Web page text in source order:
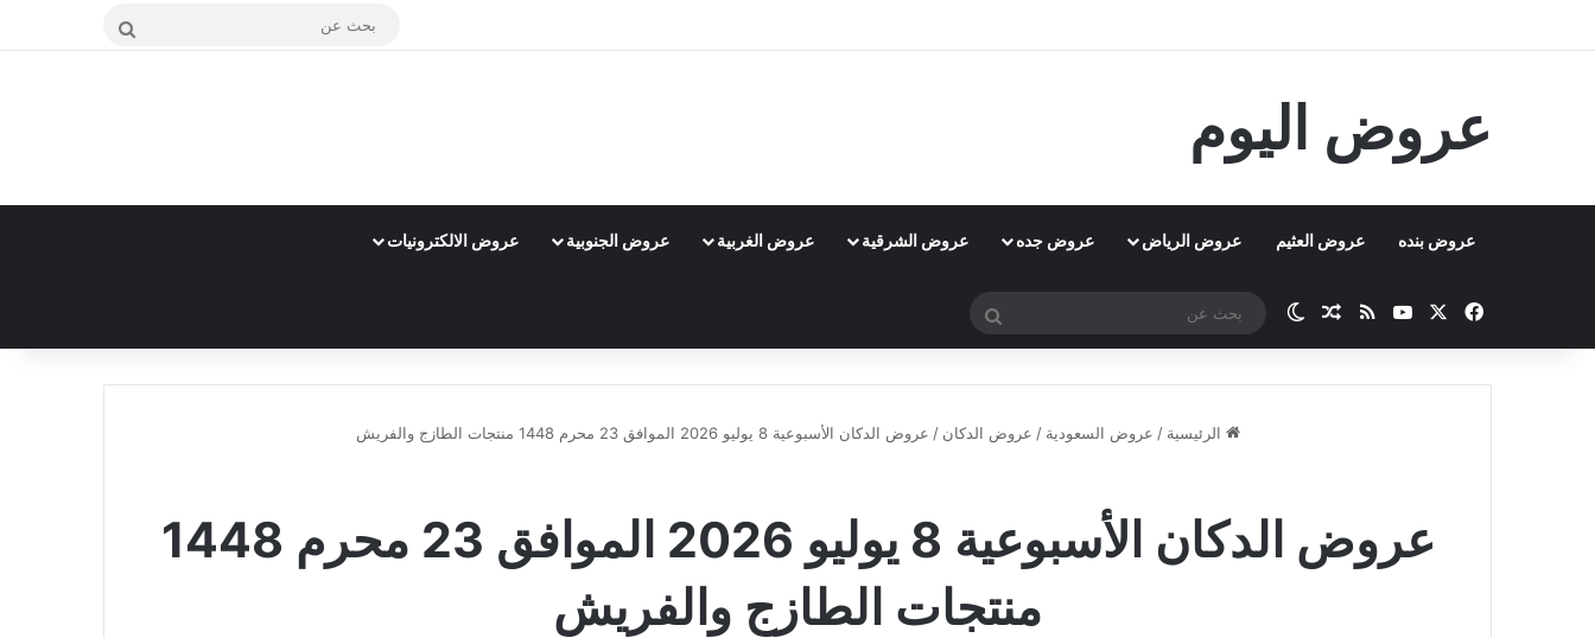
بحث
عروض اليوم
عروض بنده عروض العثيم عروض الرياض عروض جده عروض الشرقية عروض الغربية عروض الجنوبية عروض الالكترونيات
فيسبوك ‫YouTubeملخص الموقع RSS
مقال عشوائي
الوضع المظلم
بحث
الرئيسية / عروض السعودية / عروض الدكان / عروض الدكان الأسبوعية 8 يوليو 2026 الموافق 23 محرم 1448 منتجات الطازج والفريش
عروض الدكان الأسبوعية 8 يوليو 2026 الموافق 23 محرم 1448
منتجات الطازج والفريش